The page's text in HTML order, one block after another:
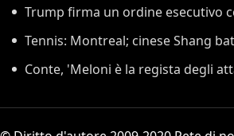
Houthi
Trump firma un ordine esecutivo
delle nascite'
Tennis: Montreal; cinese Shang
Darderi agli ottavi
Conte, 'Meloni è la regista degli